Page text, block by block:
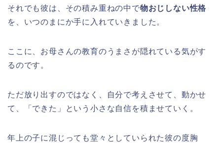
それでも彼は、その積み重ねの中で物おじしない性格
を、いつのまにか手に入れていきました。
ここに、お母さんの教育のうまさが隠れている気がす
るのです。
ただ放り出すのではなく、自分で考えさせて、動かせ
て、「できた」という小さな自信を積ませていく。
年上の子に混じっても堂々としていられた彼の度胸